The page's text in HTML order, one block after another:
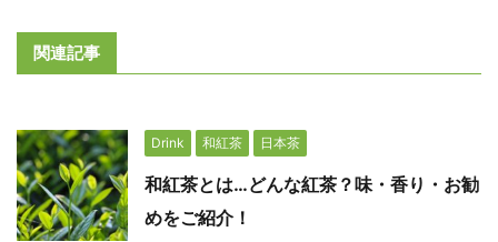
関連記事
Drink 和紅茶 日本茶
和紅茶とは…どんな紅茶？味・香り・お勧
めをご紹介！